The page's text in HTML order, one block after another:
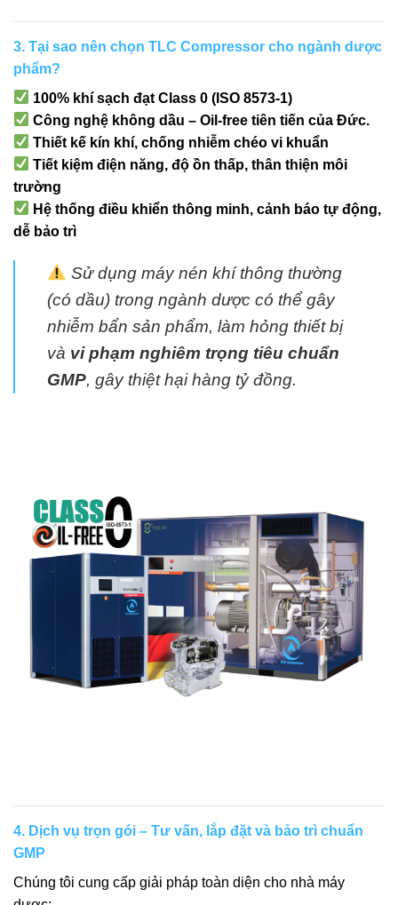
3. Tại sao nên chọn TLC Compressor cho ngành dược
phẩm?
100% khí sạch đạt Class 0 (ISO 8573-1)
Công nghệ không dầu – Oil-free tiên tiến của Đức.
Thiết kế kín khí, chống nhiễm chéo vi khuẩn
Tiết kiệm điện năng, độ ồn thấp, thân thiện môi
trường
Hệ thống điều khiển thông minh, cảnh báo tự động,
dễ bảo trì
Sử dụng máy nén khí thông thường
(có dầu) trong ngành dược có thể gây
nhiễm bẩn sản phẩm, làm hỏng thiết bị
và vi phạm nghiêm trọng tiêu chuẩn
GMP, gây thiệt hại hàng tỷ đồng.
4. Dịch vụ trọn gói – Tư vấn, lắp đặt và bảo trì chuẩn
GMP
Chúng tôi cung cấp giải pháp toàn diện cho nhà máy